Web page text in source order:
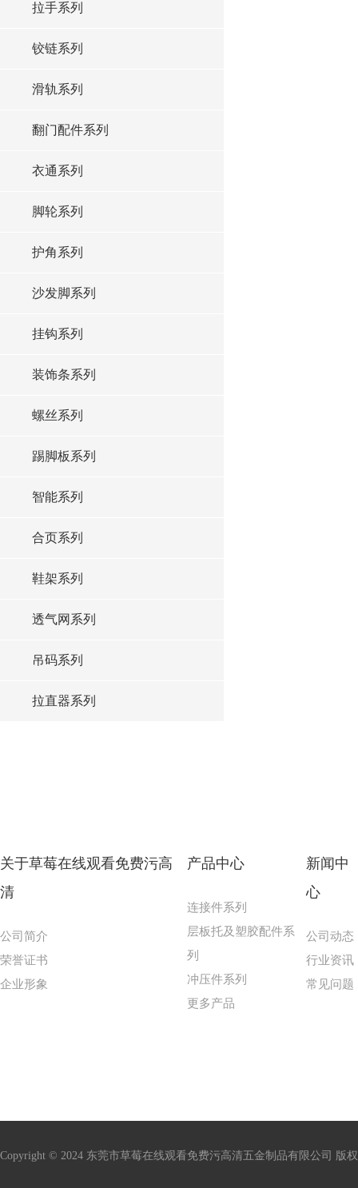
拉手系列
铰链系列
滑轨系列
翻门配件系列
衣通系列
脚轮系列
护角系列
沙发脚系列
挂钩系列
装饰条系列
螺丝系列
踢脚板系列
智能系列
合页系列
鞋架系列
透气网系列
吊码系列
拉直器系列
关于草莓在线观看免费污高
清
公司简介
荣誉证书
企业形象
产品中心
连接件系列
层板托及塑胶配件系
列
冲压件系列
更多产品
新闻中
心
公司动态
行业资讯
常见问题
Copyright © 2024 东莞市草莓在线观看免费污高清五金制品有限公司 版权